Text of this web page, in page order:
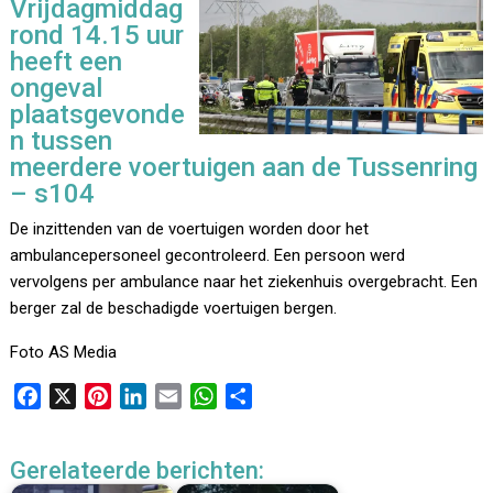
Vrijdagmiddag
rond 14.15 uur
heeft een
ongeval
plaatsgevonde
n tussen
meerdere voertuigen aan de Tussenring
– s104
De inzittenden van de voertuigen worden door het
ambulancepersoneel gecontroleerd. Een persoon werd
vervolgens per ambulance naar het ziekenhuis overgebracht. Een
berger zal de beschadigde voertuigen bergen.
Foto AS Media
e
t
k
i
W
t
e
Gerelateerde berichten: